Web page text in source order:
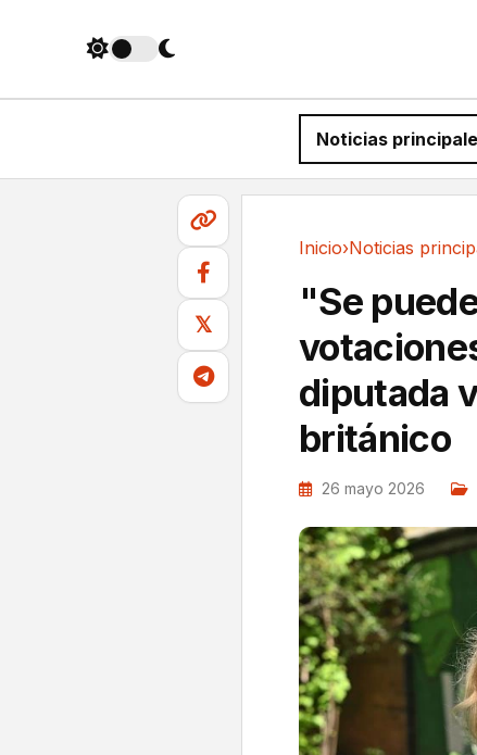
Noticias
𝕏
Inicio›Noticias
"Se
diputada
británico
26 mayo 2026